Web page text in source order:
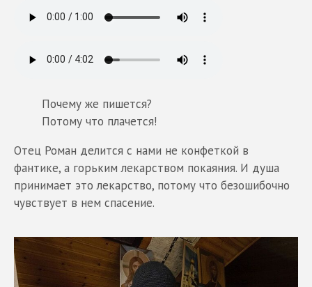
Почему же пишется?
Потому что плачется!
Отец Роман делится с нами не конфеткой в
фантике, а горьким лекарством покаяния. И душа
принимает это лекарство, потому что безошибочно
чувствует в нем спасение.